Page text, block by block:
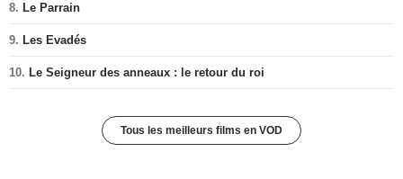
8. Le Parrain
9. Les Evadés
10. Le Seigneur des anneaux : le retour du roi
Tous les meilleurs films en VOD